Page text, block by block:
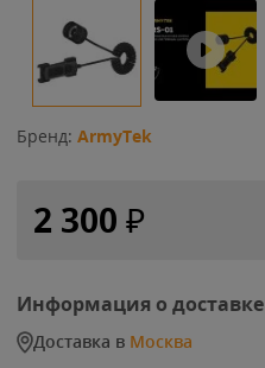
Бренд: ArmyTek
2 300 ₽
Информация о доставке
Доставка в Москва